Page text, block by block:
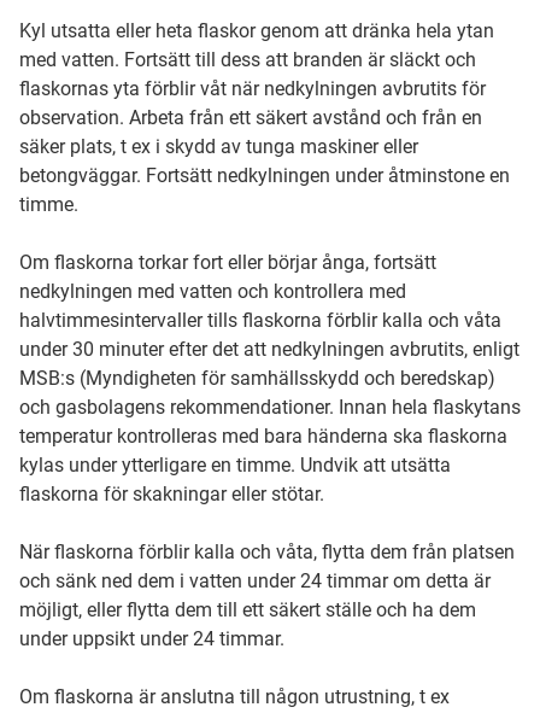
Kyl utsatta eller heta flaskor genom att dränka hela ytan
med vatten. Fortsätt till dess att branden är släckt och
flaskornas yta förblir våt när nedkylningen avbrutits för
observation. Arbeta från ett säkert avstånd och från en
säker plats, t ex i skydd av tunga maskiner eller
betongväggar. Fortsätt nedkylningen under åtminstone en
timme.
Om flaskorna torkar fort eller börjar ånga, fortsätt
nedkylningen med vatten och kontrollera med
halvtimmesintervaller tills flaskorna förblir kalla och våta
under 30 minuter efter det att nedkylningen avbrutits, enligt
MSB:s (Myndigheten för samhällsskydd och beredskap)
och gasbolagens rekommendationer. Innan hela flaskytans
temperatur kontrolleras med bara händerna ska flaskorna
kylas under ytterligare en timme. Undvik att utsätta
flaskorna för skakningar eller stötar.
När flaskorna förblir kalla och våta, flytta dem från platsen
och sänk ned dem i vatten under 24 timmar om detta är
möjligt, eller flytta dem till ett säkert ställe och ha dem
under uppsikt under 24 timmar.
Om flaskorna är anslutna till någon utrustning, t ex